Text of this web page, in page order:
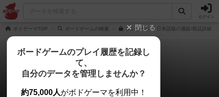
ログイン
ボドゲーマTOP ボードゲームの検索 プレザージュ 日本語版の通販/商品詳細
プレザージュ
0件の動画
閉じる
ボードゲームのプレイ履歴を記録し
て、
自分のデータを管理しませんか？
約75,000人がボドゲーマを利用中！